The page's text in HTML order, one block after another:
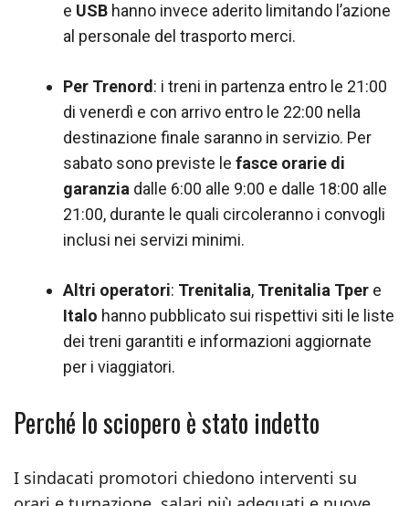
e USB hanno invece aderito limitando l’azione
al personale del trasporto merci.
Per Trenord : i treni in partenza entro le 21:00
di venerdì e con arrivo entro le 22:00 nella
destinazione finale saranno in servizio. Per
sabato sono previste le fasce orarie di
garanzia dalle 6:00 alle 9:00 e dalle 18:00 alle
21:00, durante le quali circoleranno i convogli
inclusi nei servizi minimi.
Altri operatori: Trenitalia, Trenitalia Tper e
Italo hanno pubblicato sui rispettivi siti le liste
dei treni garantiti e informazioni aggiornate
per i viaggiatori.
Perché lo sciopero è stato indetto
I sindacati promotori chiedono interventi su